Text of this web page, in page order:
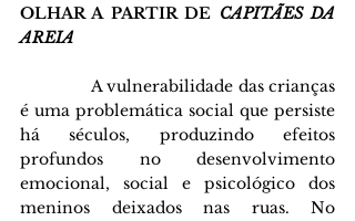
OLHAR A PARTIR DE CAPITÃES DA
AREIA
               A vulnerabilidade das crianças
é uma problemática social que persiste
há séculos, produzindo efeitos
profundos no desenvolvimento
emocional, social e psicológico dos
meninos deixados nas ruas. No